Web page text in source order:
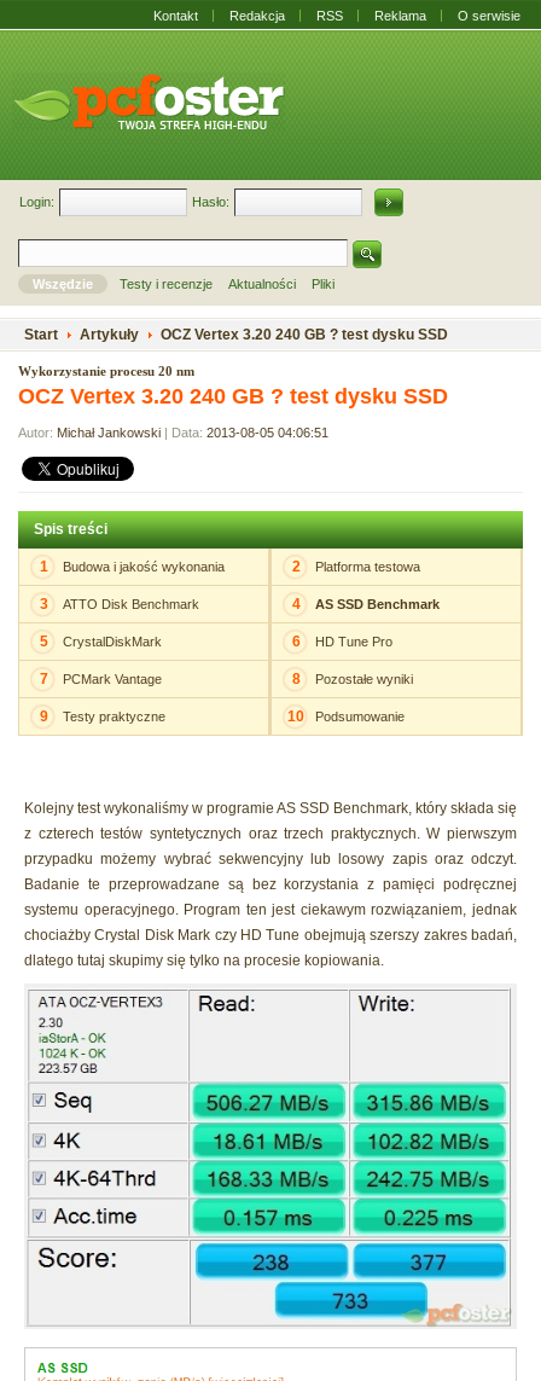
Kontakt Redakcja RSS Reklama O serwisie
Login: Hasło:
Wszędzie Testy i recenzje Aktualności Pliki
Start Artykuły OCZ Vertex 3.20 240 GB ? test dysku SSD
Wykorzystanie procesu 20 nm
OCZ Vertex 3.20 240 GB ? test dysku SSD
Autor: Michał Jankowski | Data: 2013-08-05 04:06:51
Spis treści
1 Budowa i jakość wykonania
3 ATTO Disk Benchmark
5 CrystalDiskMark
7 PCMark Vantage
9 Testy praktyczne
2 Platforma testowa
4 AS SSD Benchmark
6 HD Tune Pro
8 Pozostałe wyniki
10 Podsumowanie
Kolejny test wykonaliśmy w programie AS SSD Benchmark, który składa się
z czterech testów syntetycznych oraz trzech praktycznych. W pierwszym
przypadku możemy wybrać sekwencyjny lub losowy zapis oraz odczyt.
Badanie te przeprowadzane są bez korzystania z pamięci podręcznej
systemu operacyjnego. Program ten jest ciekawym rozwiązaniem, jednak
chociażby Crystal Disk Mark czy HD Tune obejmują szerszy zakres badań,
dlatego tutaj skupimy się tylko na procesie kopiowania.